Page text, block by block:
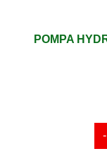
POMPA